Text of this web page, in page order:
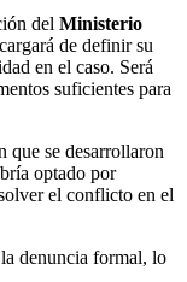
del Ministerio
de definir su
en el caso. Será
suficientes para
que se desarrollaron
optado por
el conflicto en el
denuncia formal, lo